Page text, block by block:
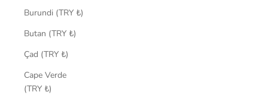
Burundi (TRY ₺)
Butan (TRY ₺)
Çad (TRY ₺)
Cape Verde
(TRY ₺)